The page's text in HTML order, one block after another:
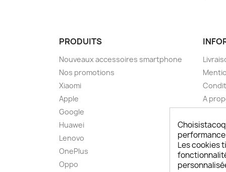
PRODUITS
Nouveaux accessoires smartphone
Nos promotions
Xiaomi
Apple
Google
Huawei
Lenovo
OnePlus
Oppo
A
FAQ
Les cookies